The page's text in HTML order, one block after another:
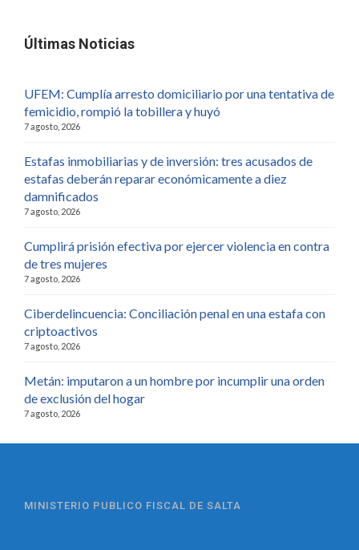
Últimas Noticias
UFEM: Cumplía arresto domiciliario por una tentativa de
femicidio, rompió la tobillera y huyó
7 agosto, 2026
Estafas inmobiliarias y de inversión: tres acusados de
estafas deberán reparar económicamente a diez
damnificados
7 agosto, 2026
Cumplirá prisión efectiva por ejercer violencia en contra
de tres mujeres
7 agosto, 2026
Ciberdelincuencia: Conciliación penal en una estafa con
criptoactivos
7 agosto, 2026
Metán: imputaron a un hombre por incumplir una orden
de exclusión del hogar
7 agosto, 2026
MINISTERIO PUBLICO FISCAL DE SALTA